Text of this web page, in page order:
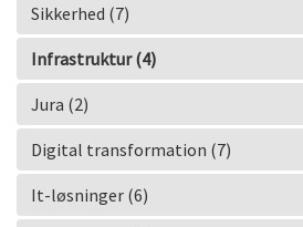
Sikkerhed (7)
Infrastruktur (4)
Jura (2)
Digital transformation (7)
It-løsninger (6)